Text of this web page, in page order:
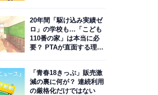
20年間「駆け込み実績ゼ
ロ」の学校も…「こども
110番の家」は本当に必
要？ PTAが直面する理想
「青春18きっぷ」販売激
減の裏に何が？ 連続利用
の厳格化だけではない